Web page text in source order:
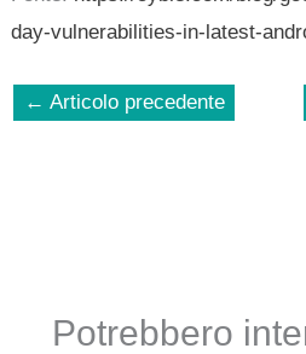
day-vulnerabilities-in-latest-
← Articolo precedente
Potrebbero